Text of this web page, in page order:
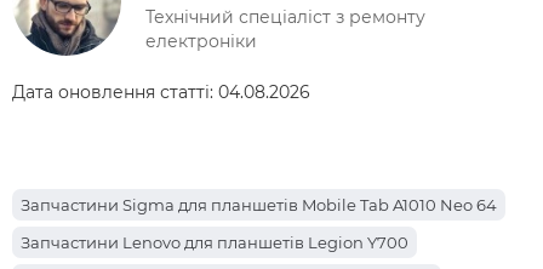
Технічний спеціаліст з ремонту
електроніки
Дата оновлення статті: 04.08.2026
Запчастини Sigma для планшетів Mobile Tab A1010 Neo 64
Запчастини Lenovo для планшетів Legion Y700